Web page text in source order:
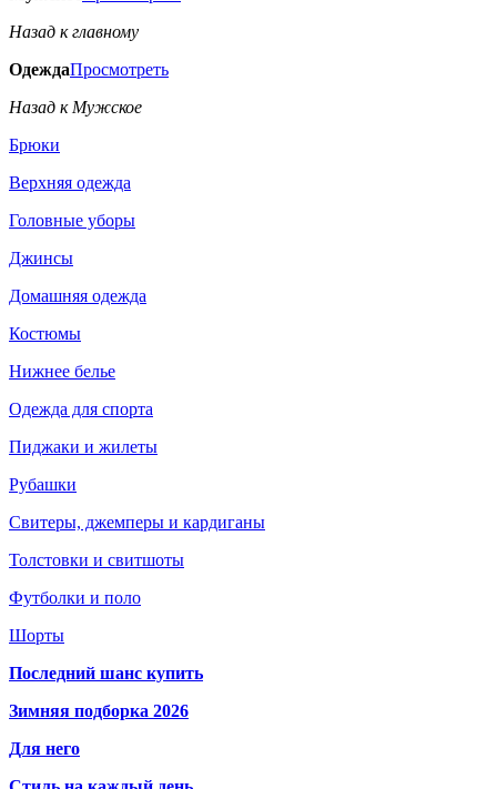
Назад к главному
ОдеждаПросмотреть
Назад к Мужское
Брюки
Верхняя одежда
Головные уборы
Джинсы
Домашняя одежда
Костюмы
Нижнее белье
Одежда для спорта
Пиджаки и жилеты
Рубашки
Свитеры, джемперы и кардиганы
Толстовки и свитшоты
Футболки и поло
Шорты
Последний шанс купить
Зимняя подборка 2026
Для него